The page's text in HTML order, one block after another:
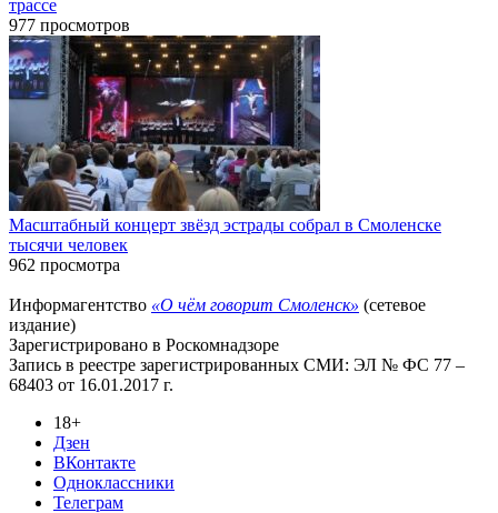
трассе
977 просмотров
Масштабный концерт звёзд эстрады собрал в Смоленске
тысячи человек
962 просмотра
Информагентство «О чём говорит Смоленск» (сетевое
издание)
Зарегистрировано в Роскомнадзоре
Запись в реестре зарегистрированных СМИ: ЭЛ № ФС 77 –
68403 от 16.01.2017 г.
18+
Дзен
ВКонтакте
Одноклассники
Телеграм